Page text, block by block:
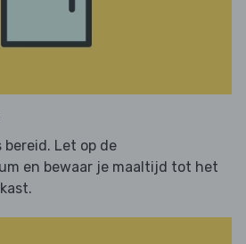
Let op de
en bewaar je maaltijd tot het